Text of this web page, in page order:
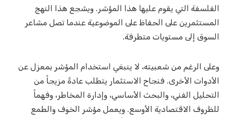
الفلسفة التي يقوم عليها هذا المؤشر. ويشجع هذا النهج
المستثمرين على الحفاظ على الموضوعية عندما تصل مشاعر
السوق إلى مستويات متطرفة.
وعلى الرغم من شعبيته، لا ينبغي استخدام المؤشر بمعزل عن
الأدوات الأخرى. فنجاح الاستثمار يتطلب عادةً مزيجاً من
التحليل الفني، والبحث الأساسي، وإدارة المخاطر، وفهماً
للظروف الاقتصادية الأوسع. ويعمل مؤشر الخوف والطمع